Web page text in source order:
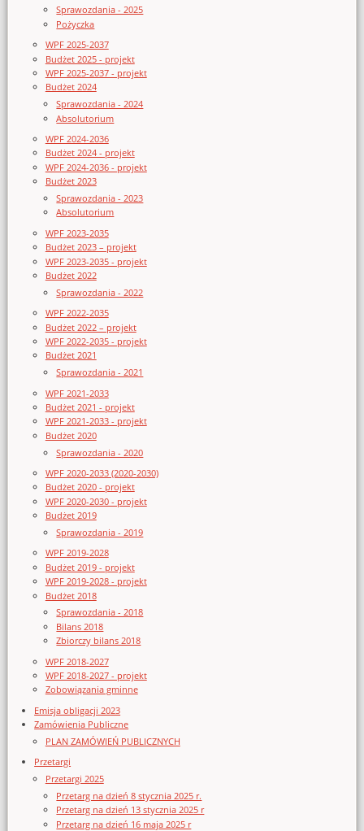
Sprawozdania - 2025
Pożyczka
WPF 2025-2037
Budżet 2025 - projekt
WPF 2025-2037 - projekt
Budżet 2024
Sprawozdania - 2024
Absolutorium
WPF 2024-2036
Budżet 2024 - projekt
WPF 2024-2036 - projekt
Budżet 2023
Sprawozdania - 2023
Absolutorium
WPF 2023-2035
Budżet 2023 – projekt
WPF 2023-2035 - projekt
Budżet 2022
Sprawozdania - 2022
WPF 2022-2035
Budżet 2022 – projekt
WPF 2022-2035 - projekt
Budżet 2021
Sprawozdania - 2021
WPF 2021-2033
Budżet 2021 - projekt
WPF 2021-2033 - projekt
Budżet 2020
Sprawozdania - 2020
WPF 2020-2033 (2020-2030)
Budżet 2020 - projekt
WPF 2020-2030 - projekt
Budżet 2019
Sprawozdania - 2019
WPF 2019-2028
Budżet 2019 - projekt
WPF 2019-2028 - projekt
Budżet 2018
Sprawozdania - 2018
Bilans 2018
Zbiorczy bilans 2018
WPF 2018-2027
WPF 2018-2027 - projekt
Zobowiązania gminne
Emisja obligacji 2023
Zamówienia Publiczne
PLAN ZAMÓWIEŃ PUBLICZNYCH
Przetargi
Przetargi 2025
Przetarg na dzień 8 stycznia 2025 r.
Przetarg na dzień 13 stycznia 2025 r
Przetarg na dzień 16 maja 2025 r